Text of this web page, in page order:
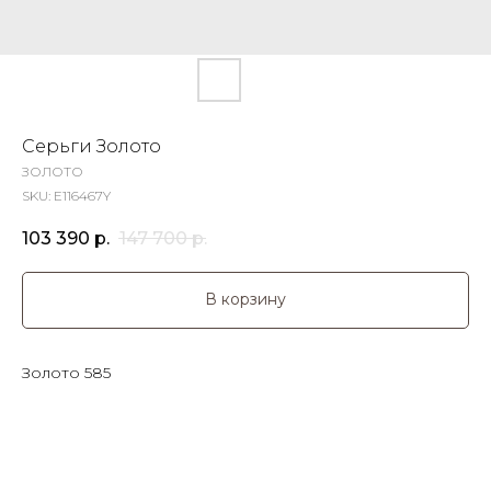
Серьги Золото
ЗОЛОТО
SKU: E116467Y
103 390 р. 147 700 р.
В корзину
Золото 585